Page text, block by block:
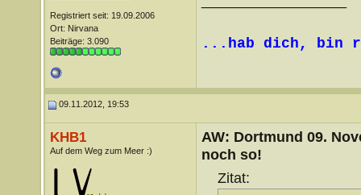
Registriert seit: 19.09.2006
Ort: Nirvana
Beiträge: 3.090
...hab dich, bin
09.11.2012, 19:53
KHB1
Auf dem Weg zum Meer :)
AW: Dortmund 09.
noch so!
Zitat: